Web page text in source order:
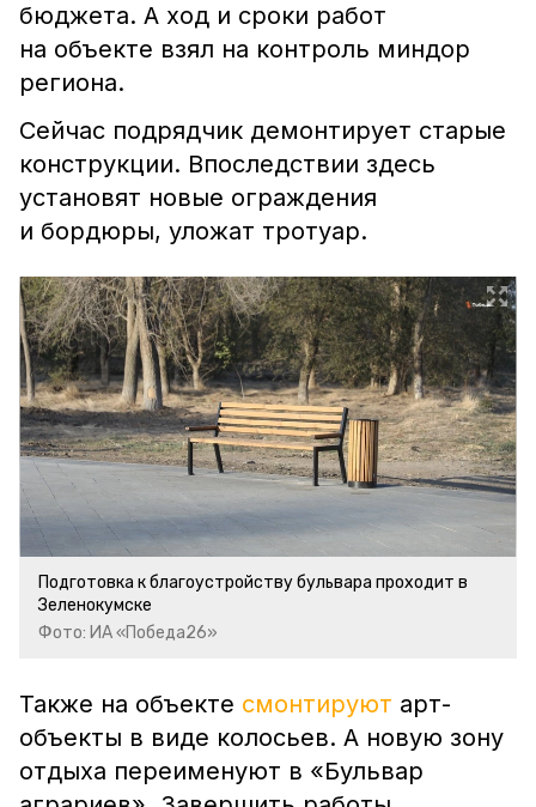
бюджета. А ход и сроки работ
на объекте взял на контроль миндор
региона.
Сейчас подрядчик демонтирует старые
конструкции. Впоследствии здесь
установят новые ограждения
и бордюры, уложат тротуар.
Подготовка к благоустройству бульвара проходит в
Зеленокумске
Фото: ИА «Победа26»
Также на объекте смонтируют арт-
объекты в виде колосьев. А новую зону
отдыха переименуют в «Бульвар